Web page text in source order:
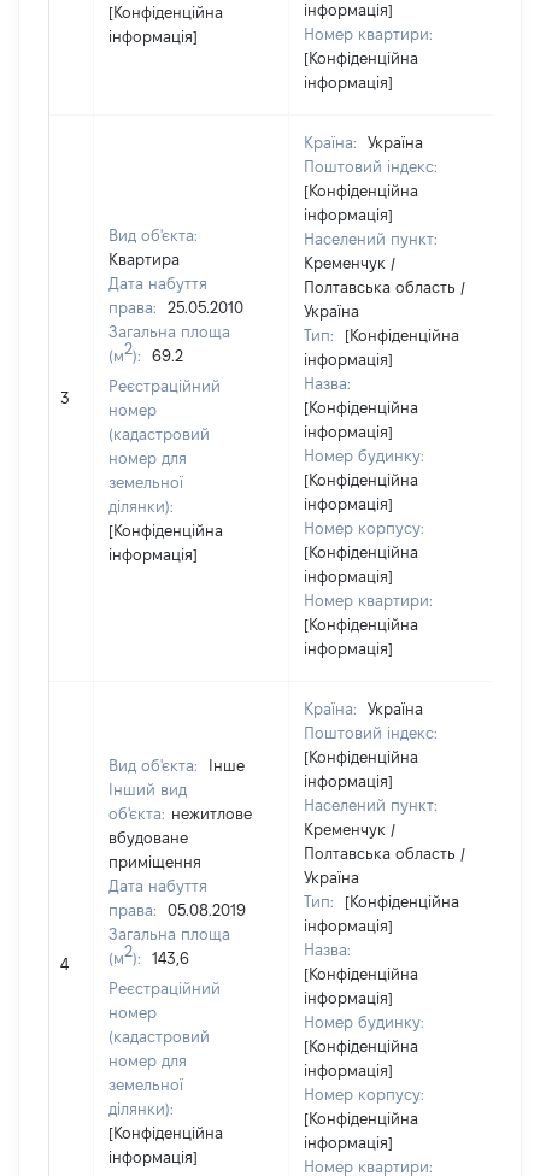
[Конфіденційна
інформація]
інформація]
Номер квартири:
[Конфіденційна
інформація]
3
Вид об'єкта:
Квартира
Дата набуття
права:
25.05.2010
Загальна площа
(м2):
69.2
Реєстраційний
номер
(кадастровий
номер для
земельної
ділянки):
[Конфіденційна
інформація]
Країна:
Україна
Поштовий індекс:
[Конфіденційна
інформація]
Населений пункт:
Кременчук /
Полтавська область /
Україна
Тип:
[Конфіденційна
інформація]
Назва:
[Конфіденційна
інформація]
Номер будинку:
[Конфіденційна
інформація]
Номер корпусу:
[Конфіденційна
інформація]
Номер квартири:
[Конфіденційна
інформація]
4
Вид об'єкта:
Інше
Інший вид
об'єкта: нежитлове
вбудоване
приміщення
Дата набуття
права:
05.08.2019
Загальна площа
(м2):
143,6
Реєстраційний
номер
(кадастровий
номер для
земельної
ділянки):
[Конфіденційна
інформація]
Країна:
Україна
Поштовий індекс:
[Конфіденційна
інформація]
Населений пункт:
Кременчук /
Полтавська область /
Україна
Тип:
[Конфіденційна
інформація]
Назва:
[Конфіденційна
інформація]
Номер будинку:
[Конфіденційна
інформація]
Номер корпусу:
[Конфіденційна
інформація]
Номер квартири: